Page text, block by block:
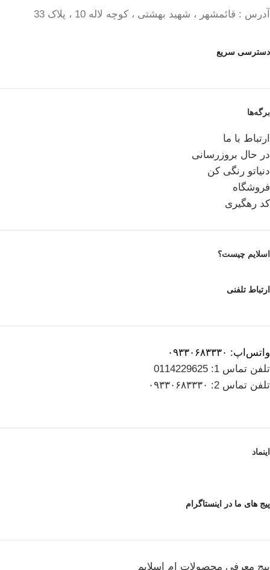
آدرس : قائمشهر ، شهید بهشتی ، کوچه لاله 10 ، پلاک 33
دسترسی سریع
برگه‌ها
ارتباط با ما
در حال بروزرسانی
دنیاتو رنگی کن
فروشگاه
کد رهگیری
اسلایم چیست؟
ارتباط تلفنی
واتس‌اپ: ۰۹۳۳۰۶۸۳۳۳۰
تلفن تماس 1: 0114229625
تلفن تماس 2: ۰۹۳۳۰۶۸۳۳۳۰
اینماد
پیج های ما در اینستاگرام
پیج معرفی محصولات اِم اسلایم